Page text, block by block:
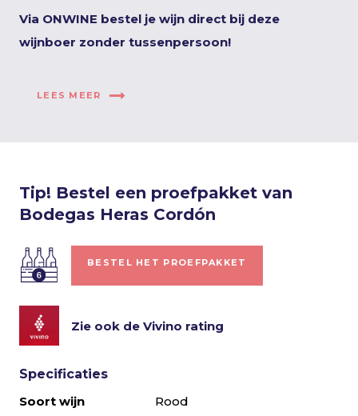
Via ONWINE bestel je wijn direct bij deze
wijnboer zonder tussenpersoon!
LEES MEER
Tip! Bestel een proefpakket van
Bodegas Heras Cordón
BESTEL HET PROEFPAKKET
Zie ook de Vivino rating
Specificaties
Soort wijn
Rood